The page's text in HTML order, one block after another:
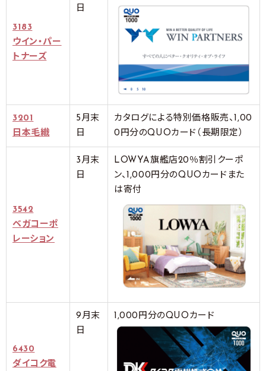
3183
ウイン・パー
トナーズ
日
3201
日本毛織
5月末
日
カタログによる特別価格販売、1,00
0円分のQUOカード（長期限定）
3542
ベガコーポ
レーション
3月末
日
LOWYA旗艦店20％割引クーポ
ン、1,000円分のQUOカードまた
は寄付
6430
ダイコク電
9月末
日
1,000円分のQUOカード